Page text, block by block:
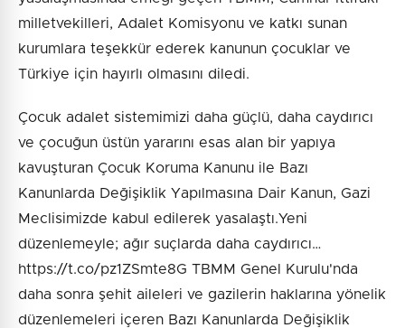
milletvekilleri, Adalet Komisyonu ve katkı sunan
kurumlara teşekkür ederek kanunun çocuklar ve
Türkiye için hayırlı olmasını diledi.
Çocuk adalet sistemimizi daha güçlü, daha caydırıcı
ve çocuğun üstün yararını esas alan bir yapıya
kavuşturan Çocuk Koruma Kanunu ile Bazı
Kanunlarda Değişiklik Yapılmasına Dair Kanun, Gazi
Meclisimizde kabul edilerek yasalaştı.Yeni
düzenlemeyle; ağır suçlarda daha caydırıcı…
https://t.co/pz1ZSmte8G TBMM Genel Kurulu'nda
daha sonra şehit aileleri ve gazilerin haklarına yönelik
düzenlemeleri içeren Bazı Kanunlarda Değişiklik